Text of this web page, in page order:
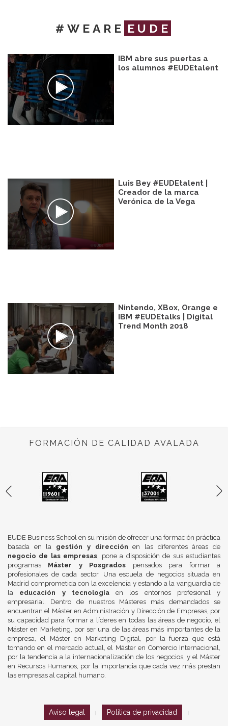
#WEARE EUDE
IBM abre sus puertas a
los alumnos #EUDEtalent
Luis Bey #EUDEtalent |
Creador de la marca
Verónica de la Vega
Nintendo, XBox, Orange e
IBM #EUDEtalks | Digital
Trend Month 2018
FORMACIÓN DE CALIDAD AVALADA
EUDE Business School en su misión de ofrecer una formación práctica
basada en la gestión y dirección en las diferentes áreas de
negocio de las empresas, pone a disposición de sus estudiantes
programas Máster y Posgrados pensados para formar a
profesionales de cada sector. Una escuela de negocios situada en
Madrid comprometida con la excelencia y estando a la vanguardia de
la educación y tecnologíaen los entornos profesional y
empresarial. Dentro de nuestros Másteres más demandados se
encuentran el Máster en Administración y Dirección de Empresas, por
su capacidad para formar a líderes en todas las áreas de negocio, el
Máster en Marketing, por ser una de las áreas más importantes de la
empresa, el Máster en Marketing Digital, por la fuerza que está
tomando en el mercado actual, el Máster en Comercio Internacional,
por la tendencia a la internacionalización de los negocios, y el Máster
en Recursos Humanos, por la importancia que cada vez más prestan
las empresas al capital humano.
Aviso legal Política de privacidad